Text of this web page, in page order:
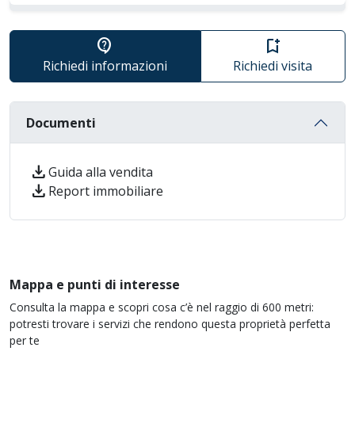
contact_support
Richiedi informazioni
bookmark_add
Richiedi visita
Documenti
downloadGuida alla vendita
download Report immobiliare
Mappa e punti di interesse
Consulta la mappa e scopri cosa c’è nel raggio di 600 metri:
potresti trovare i servizi che rendono questa proprietà perfetta
per te